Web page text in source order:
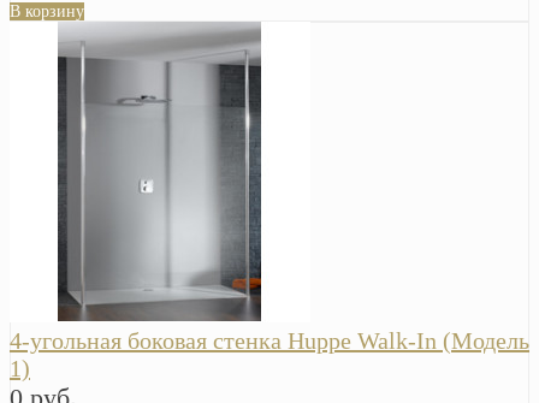
В корзину
4-угольная боковая стенка Huppe Walk-In (Модель
1)